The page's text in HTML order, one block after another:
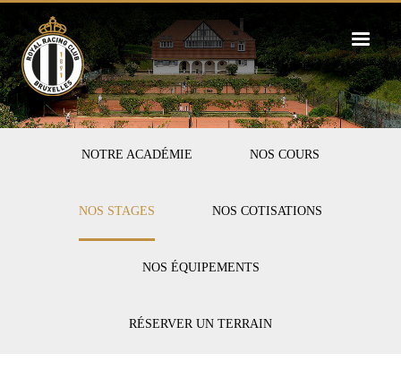
main
content
FIRST-NOTRE ACADÉMIE NOS COURS
NOS STAGES NOS COTISATIONS
NOS ÉQUIPEMENTS
RÉSERVER UN TERRAIN